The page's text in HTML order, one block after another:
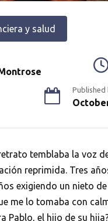
y salud
Published
temblaba la voz
reprimida. Tres
exigiendo un nieto de
me lo tomaba con
Pablo, el hijo de su